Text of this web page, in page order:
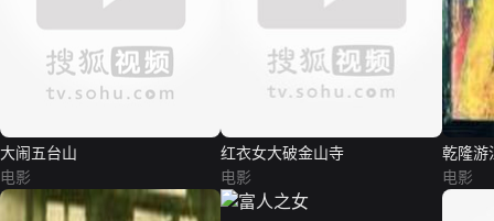
大闹五台山
电影
红衣女大破金山寺
电影
乾隆游
电影